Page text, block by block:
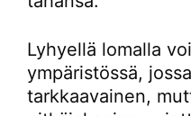
Lyhyellä lomalla
ympäristössä,
tarkkaavainen,